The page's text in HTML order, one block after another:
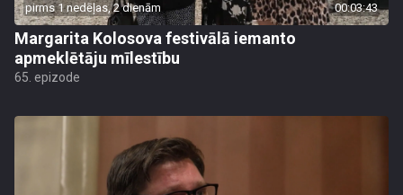
pirms 1 nedēļas, 2 dienām 00:03:43
Margarita Kolosova festivālā iemanto
apmeklētāju mīlestību
65. epizode